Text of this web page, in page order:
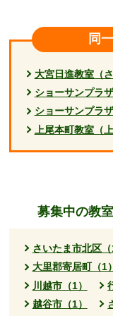
同
大宮日進教室（
ショーサンプラ
ショーサンプラ
上尾本町教室（
募集中の教
さいたま市北区（
大里郡寄居町（1）
川越市（1）
越谷市（1）